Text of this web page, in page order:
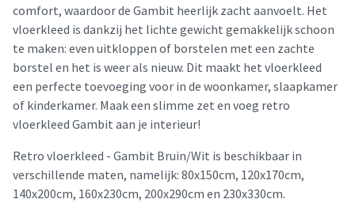
comfort, waardoor de Gambit heerlijk zacht aanvoelt. Het
vloerkleed is dankzij het lichte gewicht gemakkelijk schoon
te maken: even uitkloppen of borstelen met een zachte
borstel en het is weer als nieuw. Dit maakt het vloerkleed
een perfecte toevoeging voor in de woonkamer, slaapkamer
of kinderkamer. Maak een slimme zet en voeg retro
vloerkleed Gambit aan je interieur!
Retro vloerkleed - Gambit Bruin/Wit is beschikbaar in
verschillende maten, namelijk: 80x150cm, 120x170cm,
140x200cm, 160x230cm, 200x290cm en 230x330cm.